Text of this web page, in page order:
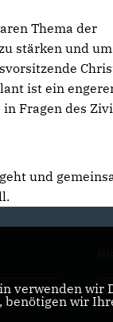
Thema der
stärken und
ist ein
Fragen des
und
verwenden
wir